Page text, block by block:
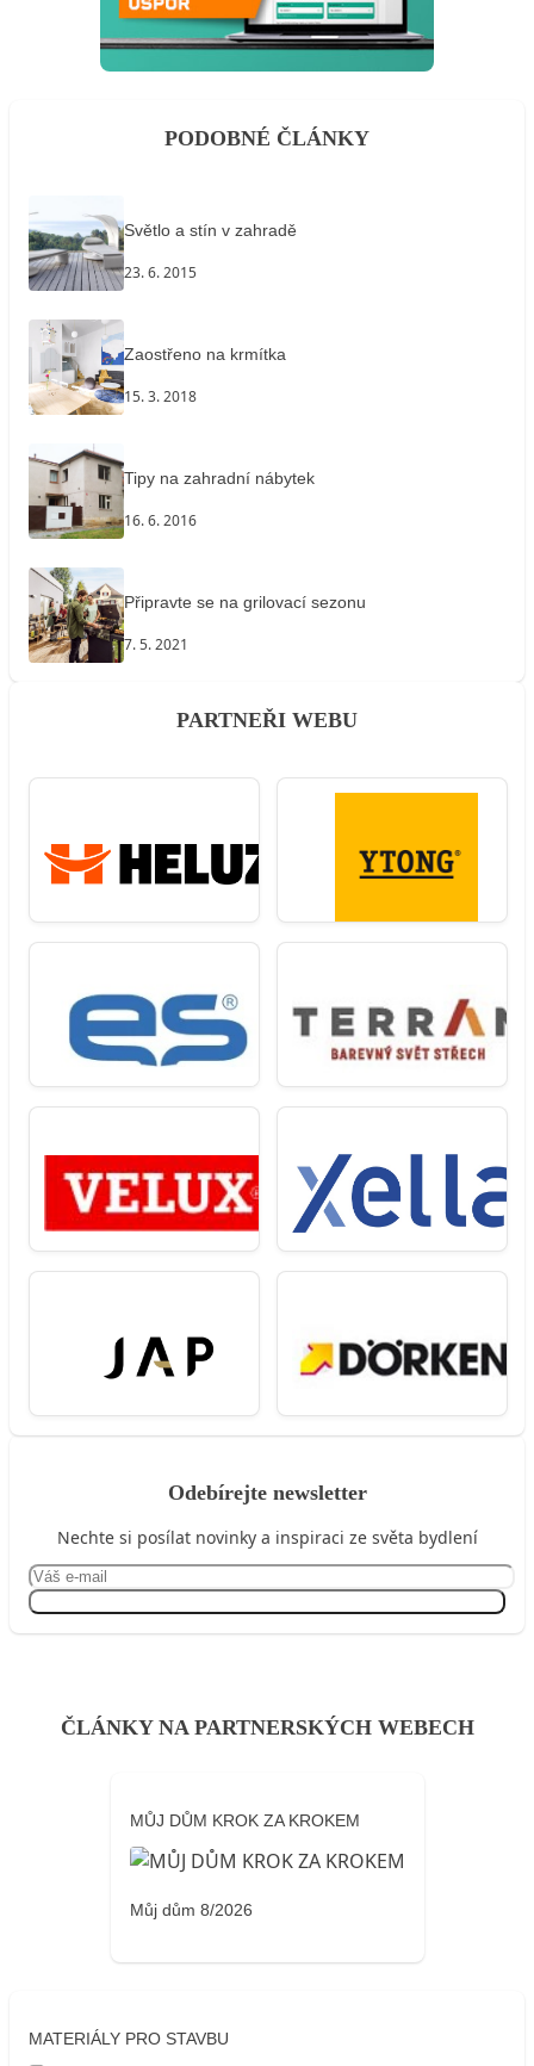
PODOBNÉ ČLÁNKY
Světlo a stín v zahradě
23. 6. 2015
Zaostřeno na krmítka
15. 3. 2018
Tipy na zahradní nábytek
16. 6. 2016
Připravte se na grilovací sezonu
7. 5. 2021
PARTNEŘI WEBU
Odebírejte newsletter
Nechte si posílat novinky a inspiraci ze světa bydlení
ČLÁNKY NA PARTNERSKÝCH WEBECH
MŮJ DŮM KROK ZA KROKEM
Můj dům 8/2026
MATERIÁLY PRO STAVBU